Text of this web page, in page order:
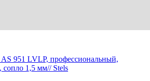
951 LVLP, профессиональный,
1,5 мм// Stels